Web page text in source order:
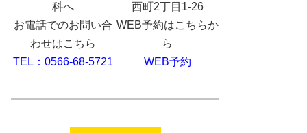
西町2丁目1-26
お電話でのお問い合
わせはこちら
TEL：0566-68-5721
WEB予約はこちらか
ら
WEB予約